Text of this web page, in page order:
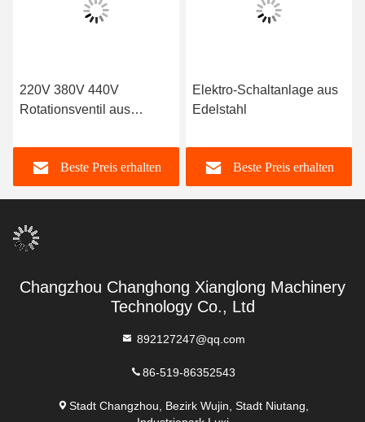
220V 380V 440V
Rotationsventil aus
Beste Preis erhalten
Elektro-Schaltanlage aus
Edelstahl
Beste Preis erhalten
Changzhou Changhong Xianglong Machinery
Technology Co., Ltd
892127247@qq.com
86-519-86352543
Stadt Changzhou, Bezirk Wujin, Stadt Niutang,